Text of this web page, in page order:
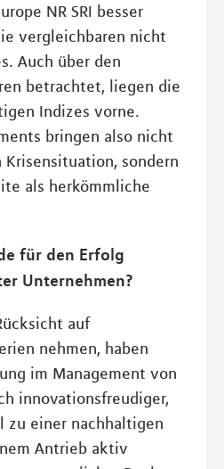
NR SRI besser
vergleichbaren nicht
Auch über den
betrachtet, liegen die
Indizes vorne.
bringen also nicht
sondern
als herkömmliche
für den Erfolg
Unternehmen?
auf
nehmen, haben
im Management von
innovationsfreudiger,
zu einer nachhaltigen
Antrieb aktiv